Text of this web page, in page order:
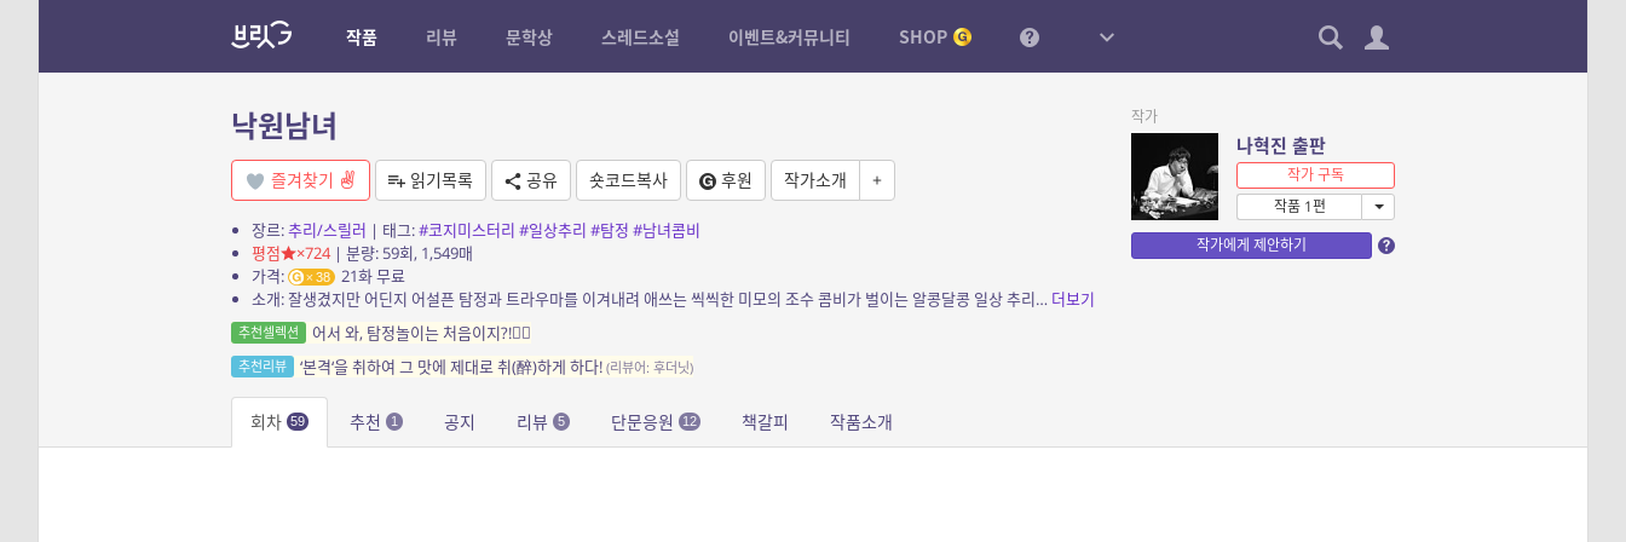
작품 리뷰 문학상 스레드소설 이벤트&커뮤니티 SHOP
낙원남녀
즐겨찾기 읽기목록 공유 숏코드복사 후원 작가소개 +
장르:추리/스릴러 | 태그:#코지미스터리 #일상추리 #탐정 #남녀콤비
평점
×724| 분량: 59회, 1,549매
가격:
38
21화 무료
소개: 잘생겼지만 어딘지 어설픈 탐정과 트라우마를 이겨내려 애쓰는 씩씩한 미모의 조수 콤비가 벌이는 알콩달콩 일상 추리극! 가볍고 경쾌한 나혁진 작가의 글로 만나보는 한국식 코지 미스터리... 더보기
추천셀렉션 어서 와, 탐정놀이는 처음이지?!🕵️‍♂️
추천리뷰 ‘본격‘을 취하여 그 맛에 제대로 취(醉)하게 하다! (리뷰어: 후더닛)
작가
나혁진 출판
작가 구독
작품 1편
작가에게 제안하기
회차 59 추천 1 공지 리뷰 5 단문응원 12 책갈피 작품소개